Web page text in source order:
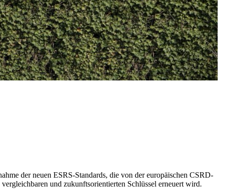
der neuen ESRS-Standards, die von der europäischen CSRD-
und zukunftsorientierten Schlüssel erneuert wird.